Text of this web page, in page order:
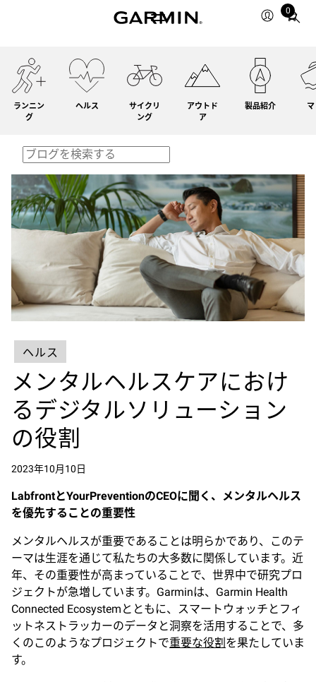
0
Total
ランニン
グ
ヘルス
サイクリ
ング
アウトド
ア
製品紹介
ヘルス
メンタルヘルスケアにおけ
るデジタルソリューション
の役割
2023年10月10日
LabfrontとYourPreventionのCEOに聞く、メンタルヘルス
を優先することの重要性
メンタルヘルスが重要であることは明らかであり、このテ
ーマは生涯を通じて私たちの大多数に関係しています。近
年、その重要性が高まっていることで、世界中で研究プロ
ジェクトが急増しています。Garminは、Garmin Health
Connected Ecosystemとともに、スマートウォッチとフィ
ットネストラッカーのデータと洞察を活用することで、多
くのこのようなプロジェクトで重要な役割 を果たしていま
す。